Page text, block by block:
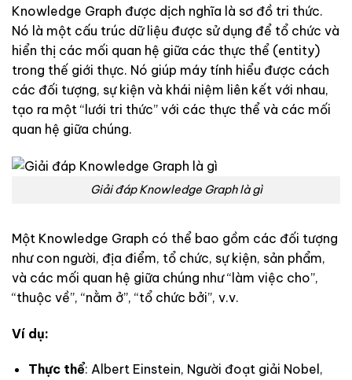
Knowledge Graph được dịch nghĩa là sơ đồ tri thức.
Nó là một cấu trúc dữ liệu được sử dụng để tổ chức và
hiển thị các mối quan hệ giữa các thực thể (entity)
trong thế giới thực. Nó giúp máy tính hiểu được cách
các đối tượng, sự kiện và khái niệm liên kết với nhau,
tạo ra một “lưới tri thức” với các thực thể và các mối
quan hệ giữa chúng.
Giải đáp Knowledge Graph là gì
Một Knowledge Graph có thể bao gồm các đối tượng
như con người, địa điểm, tổ chức, sự kiện, sản phẩm,
và các mối quan hệ giữa chúng như “làm việc cho”,
“thuộc về”, “nằm ở”, “tổ chức bởi”, v.v.
Ví dụ:
Thực thể: Albert Einstein, Người đoạt giải Nobel,